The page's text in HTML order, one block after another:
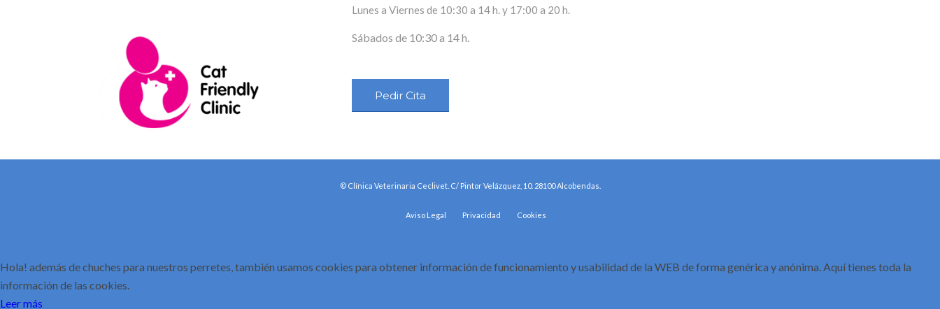
Lunes a Viernes de 10:30 a 14 h. y 17:00 a 20 h.
Sábados de 10:30 a 14 h.
Pedir Cita
© Clínica Veterinaria Ceclivet. C/ Pintor Velázquez, 10. 28100 Alcobendas.
Aviso Legal Privacidad Cookies
Hola! además de chuches para nuestros perretes, también usamos cookies para obtener información de funcionamiento y usabilidad de la WEB de forma genérica y anónima. Aquí tienes toda la
información de las cookies.
Leer más